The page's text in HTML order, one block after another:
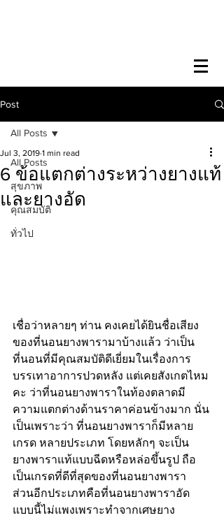
Post
All Posts
สุขภาพ
คุณสมบัติ
ทั่วไป
All Posts
6 ข้อแตกต่างระหว่างยางแท้
และยางอัด
Jul 3, 2019 1 min read
เชื่อว่าหลายๆ ท่าน คงเคยได้ยินชื่อเสียง
ของที่นอนยางพารามาบ้างแล้ว ว่าเป็น
ที่นอนที่มีคุณสมบัติดีเยี่ยมในเรื่องการ
บรรเทาอาการปวดหลัง แต่เคยสังเกตไหม
คะ ว่าที่นอนยางพาราในท้องตลาดมี
ความแตกต่างด้านราคาค่อนข้างมาก นั่น
เป็นเพราะว่า ที่นอนยางพาราก็มีหลาย
เกรด หลายประเภท โดยหลักๆ จะเป็น
ยางพาราแท้แบบฉีดหรือหล่อขึ้นรูป ถือ
เป็นเกรดที่ดีที่สุดของที่นอนยางพารา
ส่วนอีกประเภทคือที่นอนยางพาราอัด
แบบนี้ไม่แพงเพราะทำจากเศษยาง